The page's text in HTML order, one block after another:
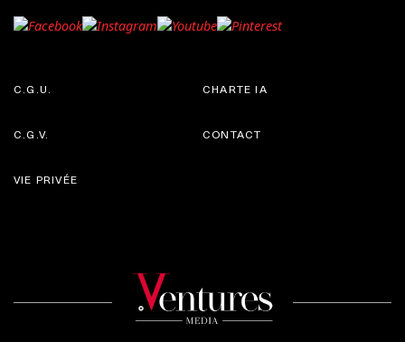
C.G.U.
C.G.V.
CHARTE IA
CONTACT
VIE PRIVÉE